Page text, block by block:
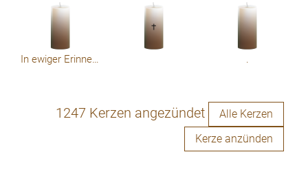
ewig in Erinnerung behalten. Stephan
Rechberger, Gresten Werkstättenlehrer der
LBS Pöchlarn
In ewiger Erinnerung! .
1247 Kerzen angezündet
Alle Kerzen
Kerze anzünden